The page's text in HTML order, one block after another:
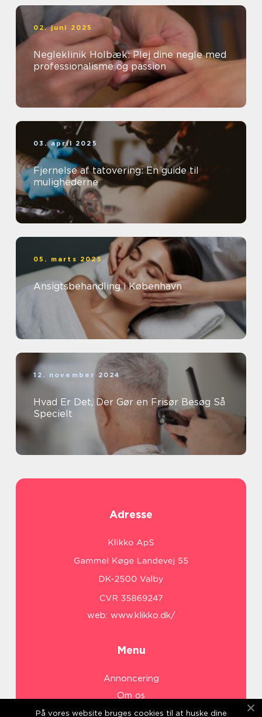
02. juni 2025
Negleklinik Holbæk: Plej dine negle med
professionalisme og passion
03. april 2025
Fjernelse af tatovering: En guide til
mulighederne
05. marts 2025
Ansigtsbehandling i København
12. november 2024
Hvad Er Det, Der Gør en Frisør Besøg Så
Specielt
Adresse
web: www.klikko.dk/
Menu
Annoncering
Om os
Cookies
På vores website bruges cookies til at huske dine